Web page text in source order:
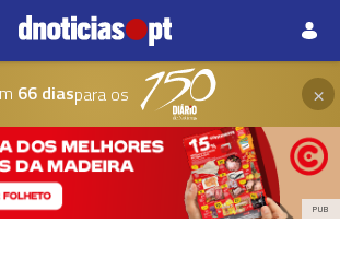
66 diaspara os ×
PUB